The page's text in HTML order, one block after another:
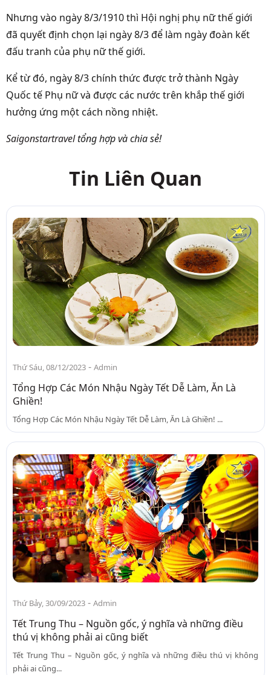
Nhưng vào ngày 8/3/1910 thì Hội nghị phụ nữ thế giới
đã quyết định chọn lại ngày 8/3 để làm ngày đoàn kết
đấu tranh của phụ nữ thế giới.
Kể từ đó, ngày 8/3 chính thức được trở thành Ngày
Quốc tế Phụ nữ và được các nước trên khắp thế giới
hưởng ứng một cách nồng nhiệt.
Saigonstartraveltổng hợp và chia sẻ!
Tin Liên Quan
Thứ Sáu, 08/12/2023 - Admin
Tổng Hợp Các Món Nhậu Ngày Tết Dễ Làm, Ăn Là
Ghiền!
Tổng Hợp Các Món Nhậu Ngày Tết Dễ Làm, Ăn Là Ghiền! ...
Thứ Bảy, 30/09/2023 - Admin
Tết Trung Thu – Nguồn gốc, ý nghĩa và những điều
thú vị không phải ai cũng biết
Tết Trung Thu – Nguồn gốc, ý nghĩa và những điều thú vị không
phải ai cũng...